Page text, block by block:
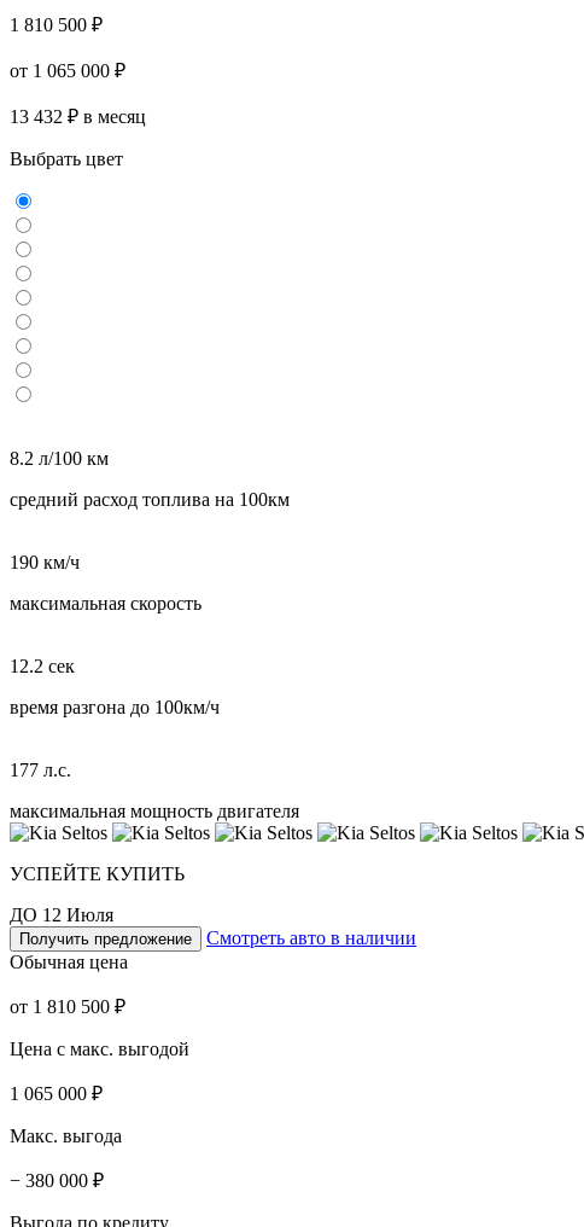
1 810 500 ₽
от 1 065 000 ₽
13 432 ₽ в месяц
Выбрать цвет
8.2 л/100 км
средний расход топлива на 100км
190 км/ч
максимальная скорость
12.2 сек
время разгона до 100км/ч
177 л.с.
максимальная мощность двигателя
УСПЕЙТЕ КУПИТЬ
ДО 12 Июля
Получить предложение
Смотреть авто в наличии
Обычная цена
от 1 810 500 ₽
Цена с макс. выгодой
1 065 000 ₽
Макс. выгода
− 380 000 ₽
Выгода по кредиту